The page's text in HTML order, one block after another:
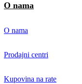
O nama
O nama
Prodajni centri
Kupovina na rate